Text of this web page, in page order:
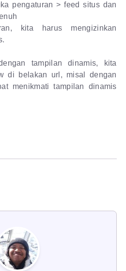
pengaturan > feed situs dan
kita harus mengizinkan
tampilan dinamis, kita
di belakan url, misal dengan
menikmati tampilan dinamis